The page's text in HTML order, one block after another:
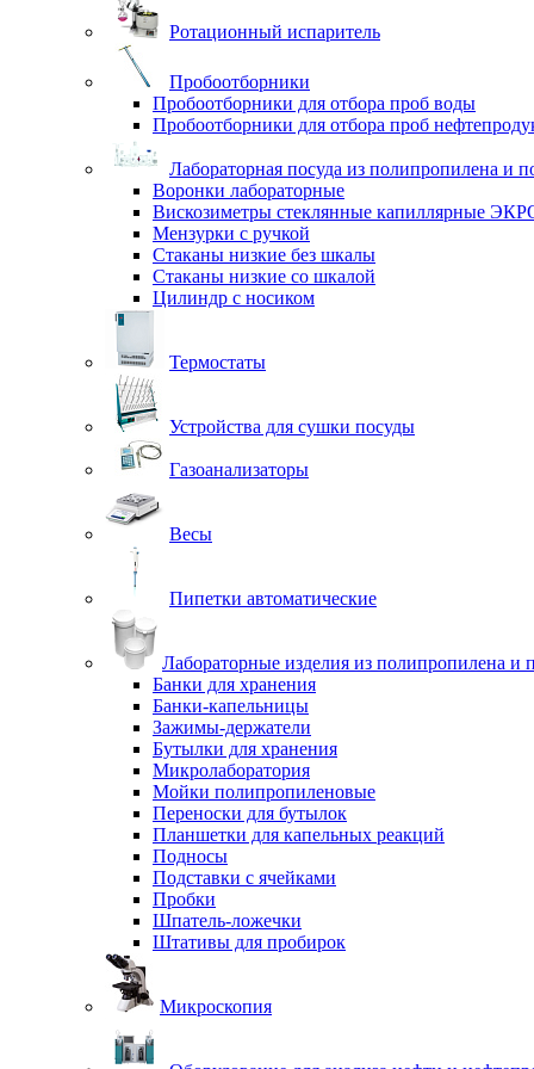
Ротационный испаритель
Пробоотборники
Пробоотборники для отбора проб воды
Пробоотборники для отбора проб
Лабораторная посуда из полипропилена и
Воронки лабораторные
Вискозиметры стеклянные капиллярные
Мензурки с ручкой
Стаканы низкие без шкалы
Стаканы низкие со шкалой
Цилиндр с носиком
Термостаты
Устройства для сушки посуды
Газоанализаторы
Весы
Пипетки автоматические
Лабораторные изделия из полипропилена и
Банки для хранения
Банки-капельницы
Зажимы-держатели
Бутылки для хранения
Микролаборатория
Мойки полипропиленовые
Переноски для бутылок
Планшетки для капельных реакций
Подносы
Подставки с ячейками
Пробки
Шпатель-ложечки
Штативы для пробирок
Микроскопия